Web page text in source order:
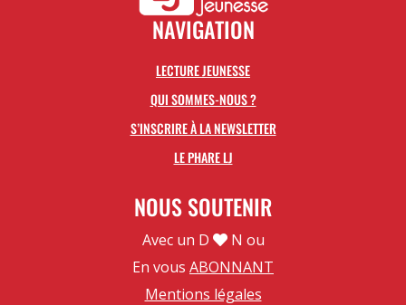
NAVIGATION
LECTURE JEUNESSE
QUI SOMMES-NOUS ?
S’INSCRIRE À LA NEWSLETTER
LE PHARE LJ
NOUS SOUTENIR
Avec un D
N ou
En vous ABONNANT
Mentions légales